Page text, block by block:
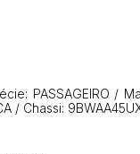
PASSAGEIRO /
/ Chassi: